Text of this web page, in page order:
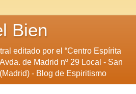
Bien
editado por el “Centro Espírita
de Madrid nº 29 Local - San
- Blog de Espiritismo